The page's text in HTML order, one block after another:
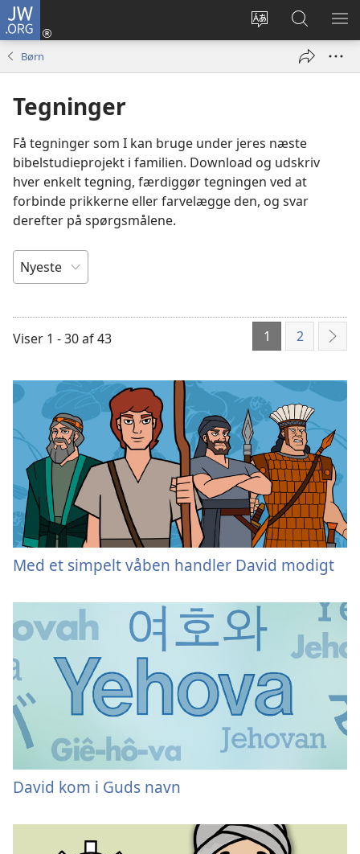
JW.ORG
Vælg
Log
på
Søg
på
JW.ORG
VIS
Børn
Tegninger
Få tegninger som I kan bruge under jeres næste
bibelstudieprojekt i familien. Download og udskriv
hver enkelt tegning, færdiggør tegningen ved at
forbinde prikkerne eller farvelægge den, og svar
derefter på spørgsmålene.
SORTÉR
Viser 1 - 30 af 43 1 2
Med et simpelt våben handler David modigt
David kom i Guds navn